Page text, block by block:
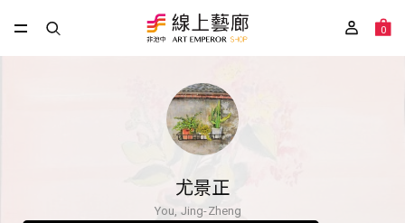
0
尤景正
You, Jing-Zheng